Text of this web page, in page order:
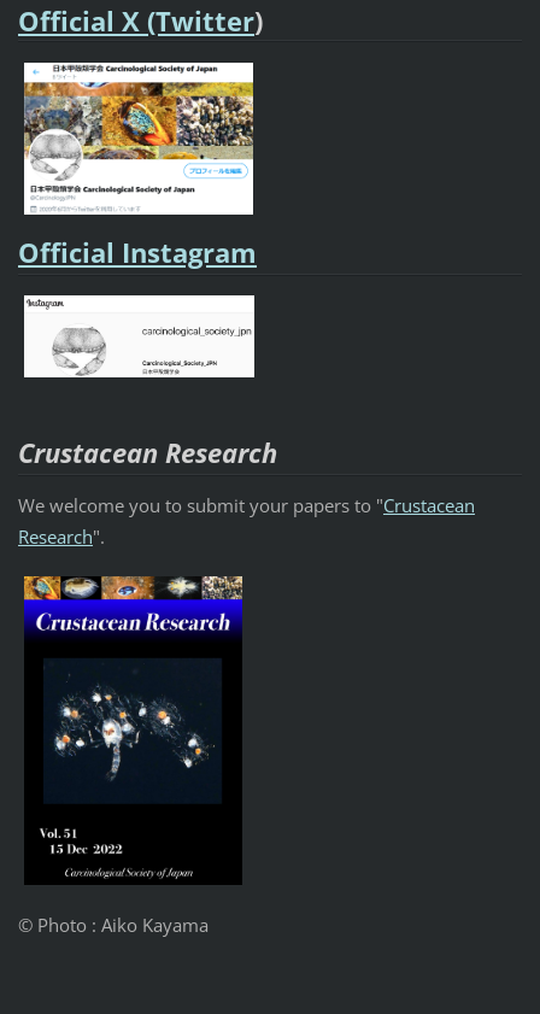
Official X (Twitter)
Official Instagram
Crustacean Research
We welcome you to submit your papers to "Crustacean
Research".
© Photo : Aiko Kayama